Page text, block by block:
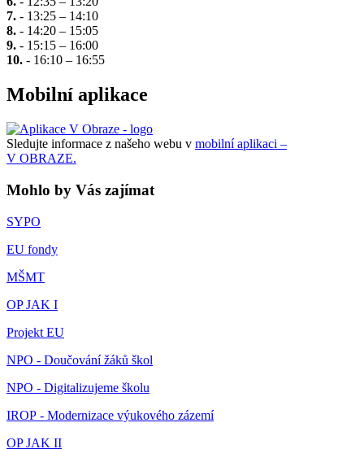
7. - 13:25 – 14:10
8. - 14:20 – 15:05
9. - 15:15 – 16:00
10. - 16:10 – 16:55
Mobilní aplikace
Sledujte informace z našeho webu v mobilní aplikaci –
V OBRAZE.
Mohlo by Vás zajímat
SYPO
EU fondy
MŠMT
OP JAK I
Projekt EU
NPO - Doučování žáků škol
NPO - Digitalizujeme školu
IROP - Modernizace výukového zázemí
OP JAK II